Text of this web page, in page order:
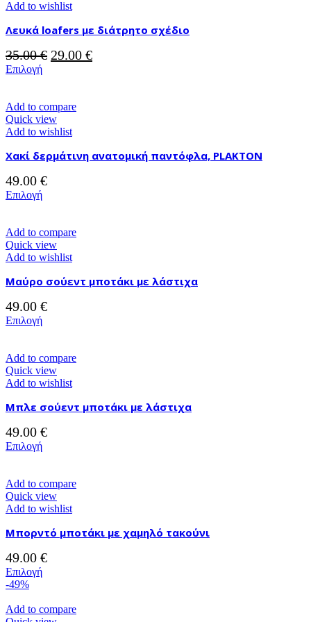
Οι
μπορούν
επιλεγούν
στη
προϊόντος
Add to wishlist
Λευκά loafers με διάτρητο σχέδιο
35.00€ Original
35.00 €.
29.00 €Η
ΕπιλογήΑυτό
έχει
πολλαπλές
παραλλαγές.
επιλογές
να
επιλεγούν
του
προϊόντος
Add to compare
Quick view
Add to wishlist
Χακί δερμάτινη ανατομική παντόφλα, PLAKTON
49.00 €
ΕπιλογήΑυτό
έχει
πολλαπλές
παραλλαγές.
επιλογές
να
επιλεγούν
του
προϊόντος
Add to compare
Quick view
Add to wishlist
Μαύρο σούεντ μποτάκι με λάστιχα
49.00 €
ΕπιλογήΑυτό
έχει
πολλαπλές
παραλλαγές.
επιλογές
να
επιλεγούν
του
προϊόντος
Add to compare
Quick view
Add to wishlist
Μπλε σούεντ μποτάκι με λάστιχα
49.00 €
ΕπιλογήΑυτό
έχει
πολλαπλές
παραλλαγές.
επιλογές
να
επιλεγούν
του
Add to compare
Quick view
Add to wishlist
Μπορντό μποτάκι με χαμηλό τακούνι
49.00 €
ΕπιλογήΑυτό
έχει
-49%
Add to compare